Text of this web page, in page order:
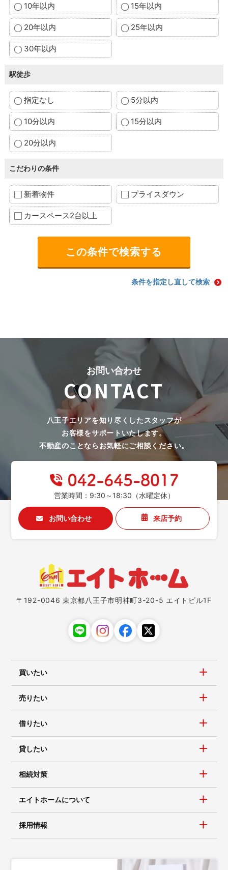
10年以内 15年以内
20年以内 25年以内
30年以内
駅徒歩
指定なし 5分以内
10分以内 15分以内
20分以内
こだわりの条件
新着物件 プライスダウン
カースペース2台以上
条件を指定し直して検索
お問い合わせ
CONTACT
八王子エリアを知り尽くしたスタッフが
お客様をサポートいたします。
不動産のことならお気軽にご相談ください。
営業時間：9:30～18:30（水曜定休）
お問い合わせ 来店予約
〒192-0046 東京都八王子市明神町3-20-5 エイトビル1F
買いたい
売りたい
借りたい
貸したい
相続対策
エイトホームについて
採用情報